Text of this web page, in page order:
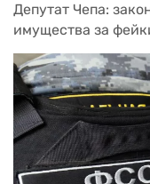
Депутат Чепа:
имущества за